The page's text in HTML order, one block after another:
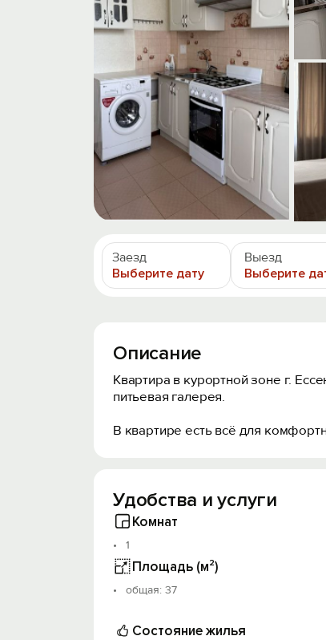
Заезд
Выберите дату
Выезд
Выберите
Описание
Квартира в курортной зоне г.
питьевая галерея.
В квартире есть всё для
Удобства и услуги
Комнат
1
Площадь (м²)
oбщая: 37
Состояние жилья